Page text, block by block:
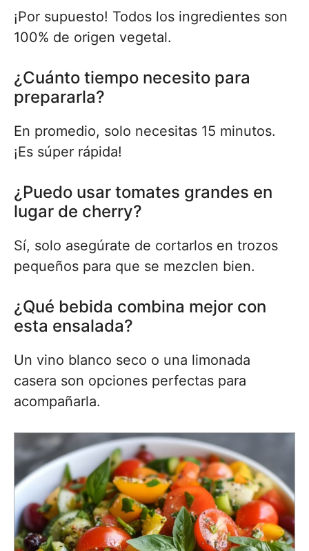
¡Por supuesto! Todos los ingredientes son
100% de origen vegetal.
¿Cuánto tiempo necesito para
prepararla?
En promedio, solo necesitas 15 minutos.
¡Es súper rápida!
¿Puedo usar tomates grandes en
lugar de cherry?
Sí, solo asegúrate de cortarlos en trozos
pequeños para que se mezclen bien.
¿Qué bebida combina mejor con
esta ensalada?
Un vino blanco seco o una limonada
casera son opciones perfectas para
acompañarla.